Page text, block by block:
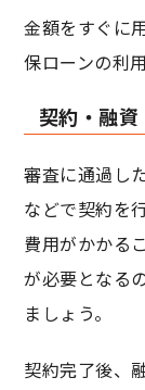
金額をすぐに
保ローンの利
契約・融資
審査に通過し
などで契約を
費用がかかる
が必要となる
ましょう。
契約完了後、